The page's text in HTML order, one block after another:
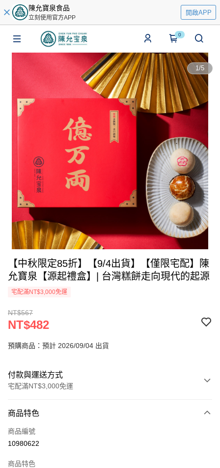
陳允寶泉食品
立刻使用官方APP
開啟APP
0
1/5
【中秋限定85折】【9/4出貨】【僅限宅配】陳
允寶泉【源起禮盒】| 台灣糕餅走向現代的起源
宅配滿NT$3,000免運
NT$567
NT$482
預購商品：預計 2026/09/04 出貨
付款與運送方式
宅配滿NT$3,000免運
信用卡一次付款
LINE Pay
商品特色
商品編號
10980622
商品特色